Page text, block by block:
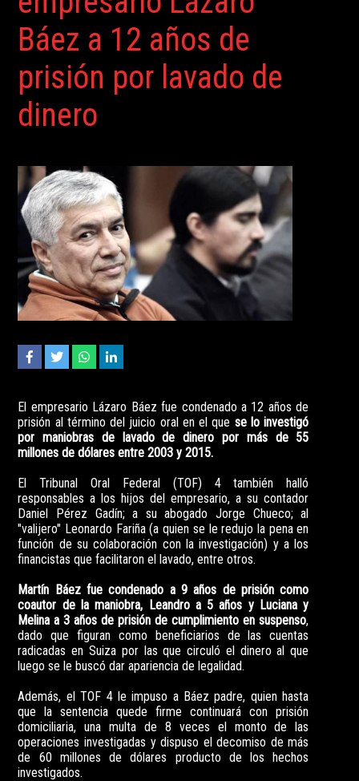
Báez a 12 años de
prisión por lavado de
dinero
El empresario Lázaro Báez fue condenado a 12 años de
prisión al término del juicio oral en el que se lo investigó
por maniobras de lavado de dinero por más de 55
millones de dólares entre 2003 y 2015.
El Tribunal Oral Federal (TOF) 4 también halló
responsables a los hijos del empresario, a su contador
Daniel Pérez Gadín; a su abogado Jorge Chueco; al
"valijero" Leonardo Fariña (a quien se le redujo la pena en
función de su colaboración con la investigación) y a los
financistas que facilitaron el lavado, entre otros.
Martín Báez fue condenado a 9 años de prisión como
coautor de la maniobra, Leandro a 5 años y Luciana y
Melina a 3 años de prisión de cumplimiento en suspenso,
dado que figuran como beneficiarios de las cuentas
radicadas en Suiza por las que circuló el dinero al que
luego se le buscó dar apariencia de legalidad.
Además, el TOF 4 le impuso a Báez padre, quien hasta
que la sentencia quede firme continuará con prisión
domiciliaria, una multa de 8 veces el monto de las
operaciones investigadas y dispuso el decomiso de más
de 60 millones de dólares producto de los hechos
investigados.